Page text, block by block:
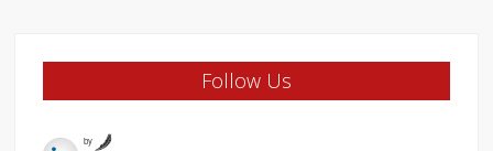
Follow Us
by